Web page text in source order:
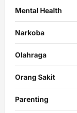
Mental Health
Narkoba
Olahraga
Orang Sakit
Parenting